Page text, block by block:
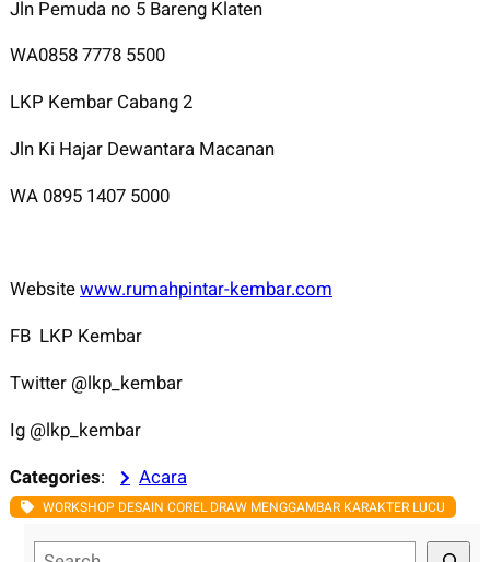
Jln Pemuda no 5 Bareng Klaten
WA0858 7778 5500
LKP Kembar Cabang 2
Jln Ki Hajar Dewantara Macanan
WA 0895 1407 5000
Websitewww.rumahpintar-kembar.com
FB LKP Kembar
Twitter @lkp_kembar
Ig @lkp_kembar
Categories: Acara
WORKSHOP DESAIN COREL DRAW MENGGAMBAR KARAKTER LUCU